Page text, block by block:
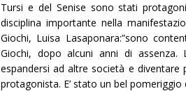
Tursi e del Senise sono stati
disciplina importante nella
Giochi, Luisa Lasaponara:”sono
Giochi, dopo alcuni anni di
espandersi ad altre società e
protagonista. E’ stato un bel